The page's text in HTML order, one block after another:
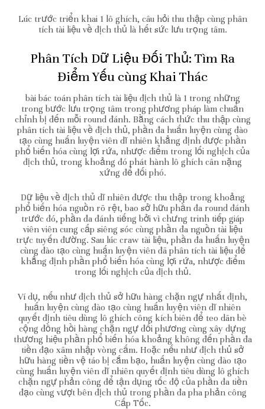
Lúc trước triển khai 1 lô ghích, câu hỏi thu thập cùng phân
tích tài liệu về địch thủ là hết sức lưu trọng tâm.
Phân Tích Dữ Liệu Đối Thủ: Tìm Ra
Điểm Yếu cùng Khai Thác
bài bác toán phân tích tài liệu địch thủ là 1 trong những
trong bước lưu trọng tâm trong phương pháp làm chuẩn
chỉnh bị đến mỗi round đánh. Bằng cách thức thu thập cùng
phân tích tài liệu về địch thủ, phần đa huấn luyện cùng đào
tạo cùng huấn luyện viên dĩ nhiên khẳng định được phần
phổ biến hóa cùng lợi rứa, nhược điểm trong lối nghịch của
địch thủ, trong khoảng đó phát hành lô ghích cân nặng
xứng để đối phó.
Dữ liệu về địch thủ dĩ nhiên được thu thập trong khoảng
phổ biến hóa nguồn rõ rệt, bao sở hữu phần đa round đánh
trước đó, phần đa đánh tiếng bởi vì chưng trinh tiếp giáp
viên viên cung cấp siêng sóc cùng phần đa nguồn tài liệu
trực tuyến đường. Sau lúc craw tài liệu, phần đa huấn luyện
cùng đào tạo cùng huấn luyện viên đã phân tích tài liệu để
khẳng định phần phổ biến hóa cùng lợi rứa, nhược điểm
trong lối nghịch của địch thủ.
Ví dụ, nếu như địch thủ sở hữu hàng chặn ngự nhất định,
huấn luyện cùng đào tạo cùng huấn luyện viên dĩ nhiên
quyết định tiêu dùng lô ghích công kích biên để teo dãn bè
cộng đồng hồi hàng chặn ngự đối phương cùng xây dựng
thương hiệu phần phổ biến hóa khoảng không đến phần đa
tiền đạo xâm nhập vòng cấm. Hoặc nếu như địch thủ sở
hữu hàng tiền vệ táo bị cắm bạo, huấn luyện cùng đào tạo
cùng huấn luyện viên dĩ nhiên quyết định tiêu dùng lô ghích
chặn ngự phản công để tận dụng tốc độ của phần đa tiền
đạo cùng vượt bên địch thủ trong phần đa pha phản công
Cấp Tốc.